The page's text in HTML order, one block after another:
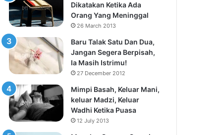
Dikatakan Ketika Ada
Orang Yang Meninggal
26 March 2013
Baru Talak Satu Dan Dua,
Jangan Segera Berpisah,
Ia Masih Istrimu!
27 December 2012
Mimpi Basah, Keluar Mani,
keluar Madzi, Keluar
Wadhi Ketika Puasa
12 July 2013